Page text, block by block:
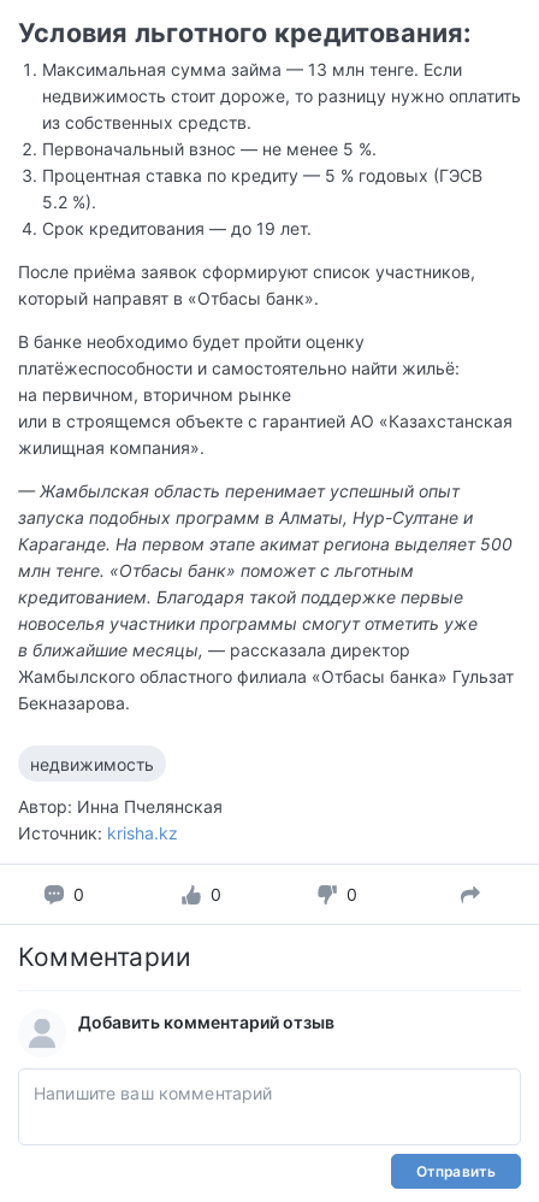
Условия льготного кредитования:
Максимальная сумма займа — 13 млн тенге. Если
недвижимость стоит дороже, то разницу нужно оплатить
из собственных средств.
Первоначальный взнос — не менее 5 %.
Процентная ставка по кредиту — 5 % годовых (ГЭСВ
5.2 %).
Срок кредитования — до 19 лет.
После приёма заявок сформируют список участников,
который направят в «Отбасы банк».
В банке необходимо будет пройти оценку
платёжеспособности и самостоятельно найти жильё:
на первичном, вторичном рынке
или в строящемся объекте с гарантией АО «Казахстанская
жилищная компания».
— Жамбылская область перенимает успешный опыт
запуска подобных программ в Алматы, Нур-Султане и
Караганде. На первом этапе акимат региона выделяет 500
млн тенге. «Отбасы банк» поможет с льготным
кредитованием. Благодаря такой поддержке первые
новоселья участники программы смогут отметить уже
в ближайшие месяцы, — рассказала директор
Жамбылского областного филиала «Отбасы банка» Гульзат
Бекназарова.
недвижимость
Автор: Инна Пчелянская
Источник: krisha.kz
0 0 0
Комментарии
Добавить комментарий отзыв
Отправить